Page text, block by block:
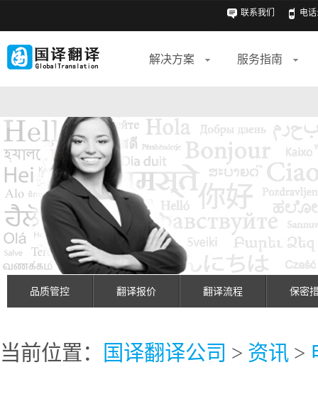
联系我们 电话
解决方案 服务指南
品质管控 翻译报价 翻译流程 保密
当前位置： 国译翻译公司 > 资讯 >